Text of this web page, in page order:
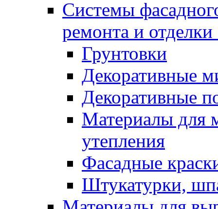
Системы
ремонта и отделки
Грунтовки
Декоративные
Декоративные
Материалы для
утепления
Фасадные
Штукатурки,